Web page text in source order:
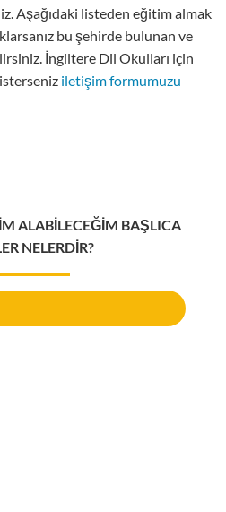
Aşağıdaki listeden eğitim almak
bu şehirde bulunan ve
İngiltere Dil Okulları için
iletişim formumuzu
ALABİLECEĞİM BAŞLICA
NELERDİR?